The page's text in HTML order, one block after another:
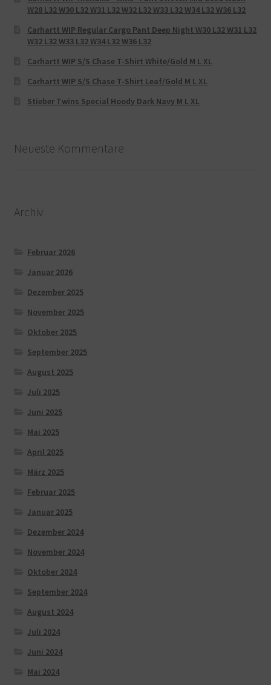
W28 L32 W30 L32 W31 L32 W32 L32 W33 L32 W34 L32 W36 L32
Carhartt WIP Regular Cargo Pant Deep Night W30 L32 W31 L32
W32 L32 W33 L32 W34 L32 W36 L32
Carhartt WIP S/S Chase T-Shirt White/Gold M L XL
Carhartt WIP S/S Chase T-Shirt Leaf/Gold M L XL
Stieber Twins Special Hoody Dark Navy M L XL
Neueste Kommentare
Archiv
Februar 2026
Januar 2026
Dezember 2025
November 2025
Oktober 2025
September 2025
August 2025
Juli 2025
Juni 2025
Mai 2025
April 2025
März 2025
Februar 2025
Januar 2025
Dezember 2024
November 2024
Oktober 2024
September 2024
August 2024
Juli 2024
Juni 2024
Mai 2024